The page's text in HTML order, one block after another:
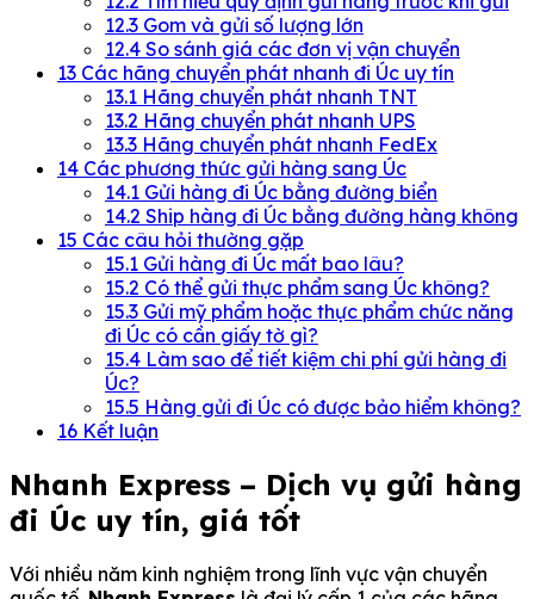
12.3 Gom và gửi số lượng lớn
12.4 So sánh giá các đơn vị vận chuyển
13 Các hãng chuyển phát nhanh đi Úc uy tín
13.1 Hãng chuyển phát nhanh TNT
13.2 Hãng chuyển phát nhanh UPS
13.3 Hãng chuyển phát nhanh FedEx
14 Các phương thức gửi hàng sang Úc
14.1 Gửi hàng đi Úc bằng đường biển
14.2 Ship hàng đi Úc bằng đường hàng không
15 Các câu hỏi thường gặp
15.1 Gửi hàng đi Úc mất bao lâu?
15.2 Có thể gửi thực phẩm sang Úc không?
15.3 Gửi mỹ phẩm hoặc thực phẩm chức năng
đi Úc có cần giấy tờ gì?
15.4 Làm sao để tiết kiệm chi phí gửi hàng đi
Úc?
15.5 Hàng gửi đi Úc có được bảo hiểm không?
16 Kết luận
Nhanh Express – Dịch vụ gửi hàng
đi Úc uy tín, giá tốt
Với nhiều năm kinh nghiệm trong lĩnh vực vận chuyển